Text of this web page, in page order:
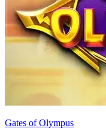
Gates of Olympus